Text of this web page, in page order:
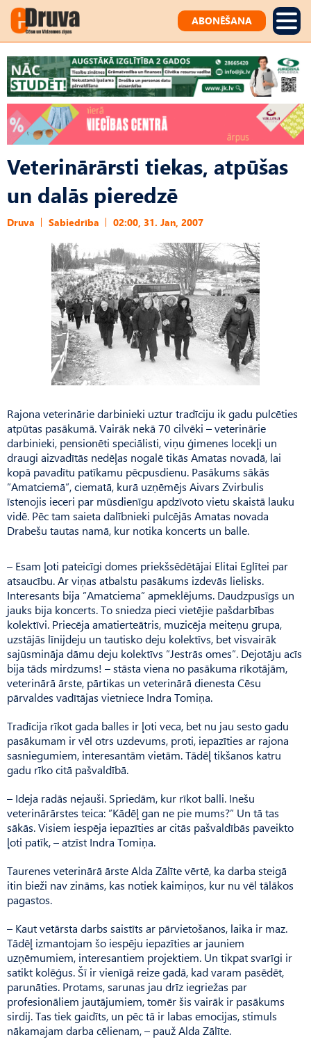
ABONĒŠANA
Veterinārārsti tiekas, atpūšas
un dalās pieredzē
Druva Sabiedrība 02:00, 31. Jan, 2007
Rajona veterinārie darbinieki uztur tradīciju ik gadu pulcēties
atpūtas pasākumā. Vairāk nekā 70 cilvēki – veterinārie
darbinieki, pensionēti speciālisti, viņu ģimenes locekļi un
draugi aizvadītās nedēļas nogalē tikās Amatas novadā, lai
kopā pavadītu patīkamu pēcpusdienu. Pasākums sākās
”Amatciemā”, ciematā, kurā uzņēmējs Aivars Zvirbulis
īstenojis ieceri par mūsdienīgu apdzīvoto vietu skaistā lauku
vidē. Pēc tam saieta dalībnieki pulcējās Amatas novada
Drabešu tautas namā, kur notika koncerts un balle.
– Esam ļoti pateicīgi domes priekšsēdētājai Elitai Eglītei par
atsaucību. Ar viņas atbalstu pasākums izdevās lielisks.
Interesants bija ”Amatciema” apmeklējums. Daudzpusīgs un
jauks bija koncerts. To sniedza pieci vietējie pašdarbības
kolektīvi. Priecēja amatierteātris, muzicēja meiteņu grupa,
uzstājās līnijdeju un tautisko deju kolektīvs, bet visvairāk
sajūsmināja dāmu deju kolektīvs ”Jestrās omes”. Dejotāju acīs
bija tāds mirdzums! – stāsta viena no pasākuma rīkotājām,
veterinārā ārste, pārtikas un veterinārā dienesta Cēsu
pārvaldes vadītājas vietniece Indra Tomiņa.
Tradīcija rīkot gada balles ir ļoti veca, bet nu jau sesto gadu
pasākumam ir vēl otrs uzdevums, proti, iepazīties ar rajona
sasniegumiem, interesantām vietām. Tādēļ tikšanos katru
gadu rīko citā pašvaldībā.
– Ideja radās nejauši. Spriedām, kur rīkot balli. Inešu
veterinārārstes teica: ”Kādēļ gan ne pie mums?” Un tā tas
sākās. Visiem iespēja iepazīties ar citās pašvaldībās paveikto
ļoti patīk, – atzīst Indra Tomiņa.
Taurenes veterinārā ārste Alda Zālīte vērtē, ka darba steigā
itin bieži nav zināms, kas notiek kaimiņos, kur nu vēl tālākos
pagastos.
– Kaut vetārsta darbs saistīts ar pārvietošanos, laika ir maz.
Tādēļ izmantojam šo iespēju iepazīties ar jauniem
uzņēmumiem, interesantiem projektiem. Un tikpat svarīgi ir
satikt kolēģus. Šī ir vienīgā reize gadā, kad varam pasēdēt,
parunāties. Protams, sarunas jau drīz iegriežas par
profesionāliem jautājumiem, tomēr šis vairāk ir pasākums
sirdij. Tas tiek gaidīts, un pēc tā ir labas emocijas, stimuls
nākamajam darba cēlienam, – pauž Alda Zālīte.